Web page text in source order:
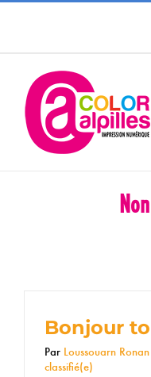
Passer
Bonjour
Par Loussouarn Ronan
classifié(e)